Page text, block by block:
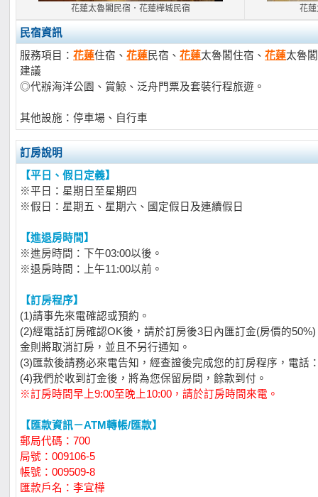
花蓮太魯閣民宿．花蓮樺城民宿 花
民宿資訊
服務項目： 花蓮住宿、 花蓮民宿、 花蓮太魯閣住宿、 花蓮太魯
建議
◎代辦海洋公園、賞鯨、泛舟門票及套裝行程旅遊。
其他設施：停車場、自行車
訂房說明
【平日、假日定義】
※平日：星期日至星期四
※假日：星期五、星期六、國定假日及連續假日
【進退房時間】
※進房時間：下午03:00以後。
※退房時間：上午11:00以前。
【訂房程序】
(1)請事先來電確認或預約。
(2)經電話訂房確認OK後，請於訂房後3日內匯訂金(房價的
金則將取消訂房，並且不另行通知。
(3)匯款後請務必來電告知，經查證後完成您的訂房程序，電話
(4)我們於收到訂金後，將為您保留房間，餘款到付。
※訂房時間早上9:00至晚上10:00，請於訂房時間來電。
【匯款資訊－ATM轉帳/匯款】
郵局代碼：700
局號：009106-5
帳號：009509-8
匯款戶名：李宜樺